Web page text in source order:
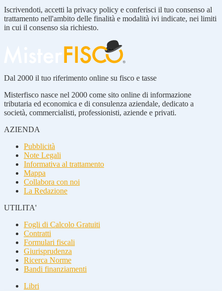
Iscrivendoti, accetti la privacy policy e conferisci il tuo consenso al
trattamento nell'ambito delle finalità e modalità ivi indicate, nei limiti
in cui il consenso sia richiesto.
Dal 2000 il tuo riferimento online su fisco e tasse
Misterfisco nasce nel 2000 come sito online di informazione
tributaria ed economica e di consulenza aziendale, dedicato a
società, commercialisti, professionisti, aziende e privati.
AZIENDA
Pubblicità
Note Legali
Informativa al trattamento
Mappa
Collabora con noi
La Redazione
UTILITA'
Fogli di Calcolo Gratuiti
Contratti
Formulari fiscali
Giurisprudenza
Ricerca Norme
Bandi finanziamenti
Libri